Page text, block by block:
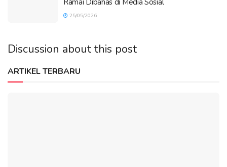
Ramai Dibahas di Media Sosial
25/05/2026
Discussion about this post
ARTIKEL TERBARU